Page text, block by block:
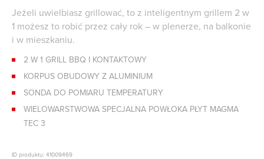
Jeżeli uwielbiasz grillować, to z inteligentnym grillem 2 w
1 możesz to robić przez cały rok – w plenerze, na balkonie
i w mieszkaniu.
2 W 1 GRILL BBQ I KONTAKTOWY
KORPUS OBUDOWY Z ALUMINIUM
SONDA DO POMIARU TEMPERATURY
WIELOWARSTWOWA SPECJALNA POWŁOKA PŁYT MAGMA
TEC 3
ID produktu: 41009469